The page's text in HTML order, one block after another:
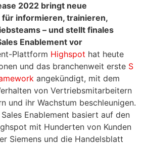
2022 bringt neue
informieren, trainieren,
– und stellt finales
Enablement vor
Plattform Highspot hat heute
und das branchenweit erste S
angekündigt, mit dem
von Vertriebsmitarbeitern
und ihr Wachstum beschleunigen.
Enablement basiert auf den
mit Hunderten von Kunden
Siemens und die Handelsblatt